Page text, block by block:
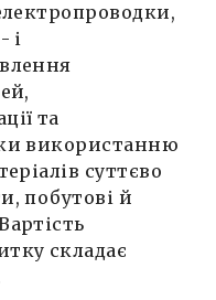
і
та
використанню
суттєво
побутові й
складає